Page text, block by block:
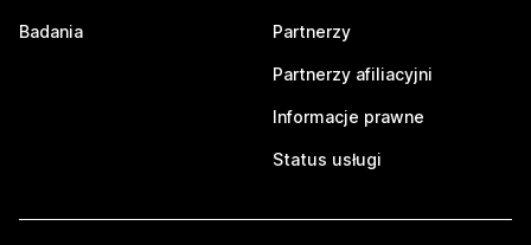
Badania Partnerzy
Partnerzy afiliacyjni
Informacje prawne
Status usługi